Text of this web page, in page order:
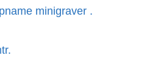
minigraver .